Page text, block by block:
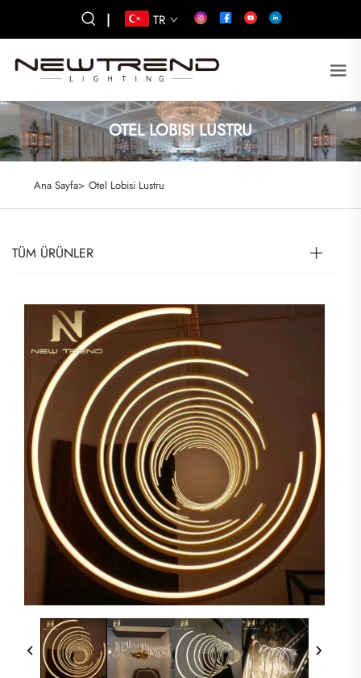
| TR
OTEL LOBISI LUSTRU
Ana Sayfa> Otel Lobisi Lustru
TÜM ÜRÜNLER